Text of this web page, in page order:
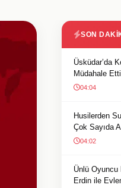
SON
Üsküdar’da
Müdahale Etti
04:04
Husilerden
Çok Sayıda
04:02
Ünlü Oyuncu
Erdin ile